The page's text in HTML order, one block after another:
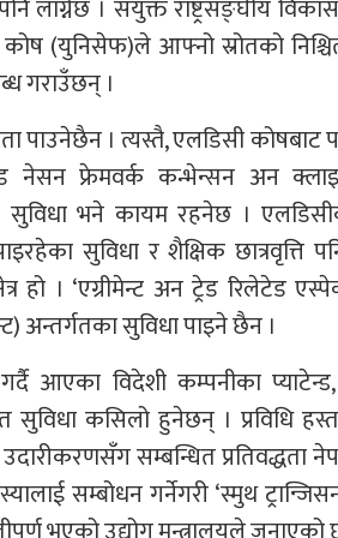
। संयुक्त राष्ट्रसङ्घीय
(युनिसेफ)ले आफ्नो स्रोतको
गराउँछन् ।
पाउनेछैन । त्यस्तै, एलडिसी कोषबाट
नेसन फ्रेमवर्क कन्भेन्सन अन
सुविधा भने कायम रहनेछ ।
सुविधा र शैक्षिक छात्रवृत्ति
हो । ‘एग्रीमेन्ट अन ट्रेड रिलेटेड
अन्तर्गतका सुविधा पाइने छैन ।
आएका विदेशी कम्पनीका
सुविधा कसिलो हुनेछन् । प्रविधि
उदारीकरणसँग सम्बन्धित प्रतिवद्धता
सम्बोधन गर्नेगरी ‘स्मुथ ट्रान्जिसन